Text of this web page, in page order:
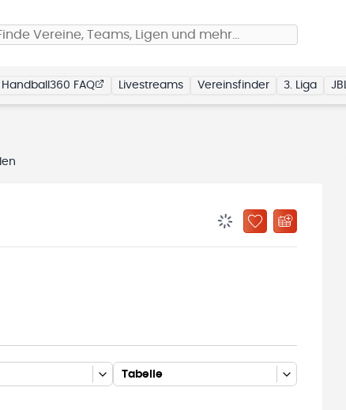
Vereine, Teams, Ligen und mehr…
Handball360 FAQ Livestreams Vereinsfinder 3. Liga
ZU „MEINE
Tabelle